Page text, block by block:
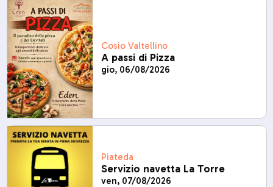
Cosio Valtellino
A passi di Pizza
gio, 06/08/2026
Piateda
Servizio navetta La Torre
ven, 07/08/2026